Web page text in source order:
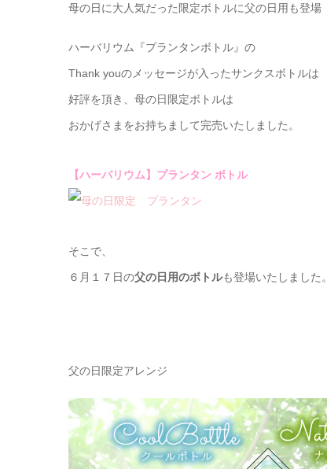
母の日に大人気だった限定ボトルに父の日用も登場
ハーバリウム『プランタンボトル』の
Thank youのメッセージが入ったサンクスボトルは
好評を頂き、母の日限定ボトルは
おかげさまをお持ちまして完売いたしました。
【ハーバリウム】プランタン ボトル
そこで、
６月１７日の父の日用のボトルも登場いたしました。
父の日限定アレンジ